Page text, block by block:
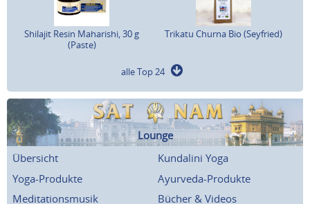
Shilajit Resin Maharishi, 30 g
(Paste)
Trikatu Churna Bio (Seyfried)
alle Top 24
Lounge
Übersicht
Kundalini Yoga
Yoga-Produkte
Ayurveda-Produkte
Meditationsmusik
Bücher & Videos